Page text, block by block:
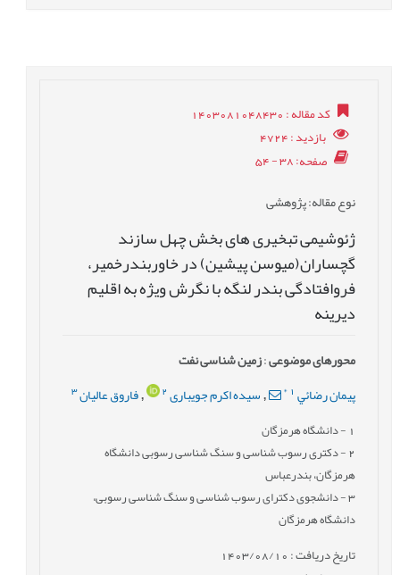
کد مقاله: 1403081048430
بازدید: 4724
صفحه: 38 - 54
نوع مقاله: پژوهشی
ژئوشیمی تبخیری های بخش چهل سازند
گچساران(میوسن پیشین) در خاوربندرخمیر،
فروافتادگی بندر لنگه با نگرش ویژه به اقلیم
دیرینه
محورهای موضوعی:زمین شناسی نفت
پيمان رضائي *
,سیده اکرم جویباری 2
,فاروق عالیان 3
- دانشگاه هرمزگان
2- دکتری رسوب شناسی و سنگ شناسی رسوبی دانشگاه
هرمزگان، بندرعباس
3- دانشجوی دکترای رسوب شناسی و سنگ شناسی رسوبی،
دانشگاه هرمزگان
تاریخ دریافت : 1403/08/10